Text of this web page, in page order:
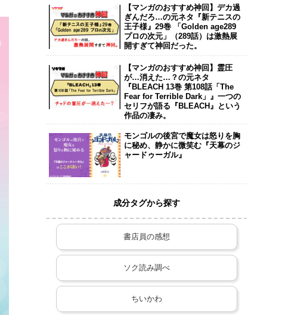
【マンガのおすすめ神回】デカ過
ぎんだろ…の元ネタ『新テニスの
王子様』29巻 「Golden age289
プロの次元」（289話）は激熱展
開すぎて神回だった。
【マンガのおすすめ神回】霊圧
が…消えた…？の元ネタ
『BLEACH 13巻 第108話「The
Fear for Terrible Dark」』一つの
セリフが語る『BLEACH』という
作品の凄み。
モンゴルの後宮で魔女は怒りを胸
に秘め、静かに微笑む『天幕のジ
ャードゥーガル』
成分タグから探す
書店員の感想
ソク読み調べ
ちいかわ